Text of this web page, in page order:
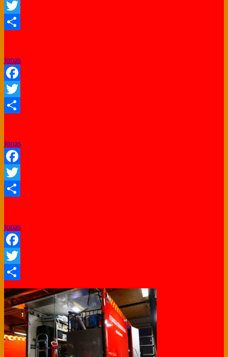
Facebook
Twitter
jonas
Facebook
Twitter
jonas
Facebook
Twitter
jonas
Facebook
Twitter
Share